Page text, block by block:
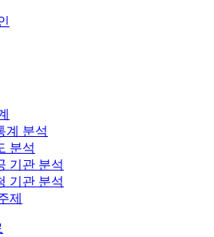
계 분석
분석
기관 분석
기관 분석
제